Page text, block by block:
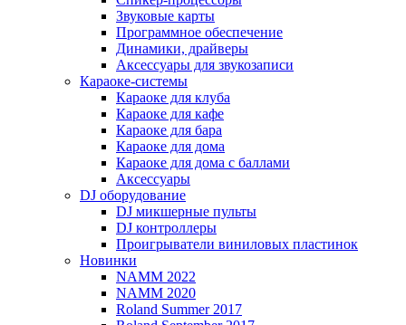
Звуковые карты
Программное обеспечение
Динамики, драйверы
Аксессуары для звукозаписи
Караоке-системы
Караоке для клуба
Караоке для кафе
Караоке для бара
Караоке для дома
Караоке для дома с баллами
Аксессуары
DJ оборудование
DJ микшерные пульты
DJ контроллеры
Проигрыватели виниловых пластинок
Новинки
NAMM 2022
NAMM 2020
Roland Summer 2017